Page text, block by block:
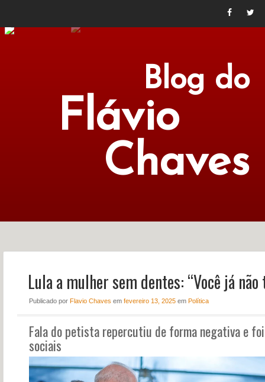
Blog do
Flávio
Chaves
NOTÍCIAS PERFIL
CONTATO
Lula a mulher sem dentes: “Você já não
Publicado por Flavio Chaves em fevereiro 13, 2025em Política
Fala do petista repercutiu de forma negativa e
sociais